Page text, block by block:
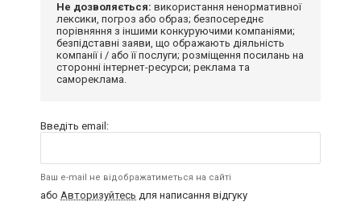
Не дозволяється: використання ненормативної
лексики, погроз або образ; безпосереднє
порівняння з іншими конкуруючими компаніями;
безпідставні заяви, що ображають діяльність
компанії і / або її послуги; розміщення посилань на
сторонні інтернет-ресурси; реклама та
самореклама.
Введіть email:
Ваш e-mail не відображатиметься на сайті
або Авторизуйтесь для написання відгуку